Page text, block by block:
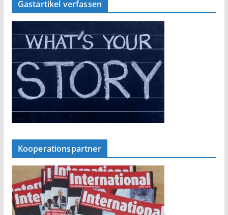
Gastartikel verfassen
Kooperationspartner